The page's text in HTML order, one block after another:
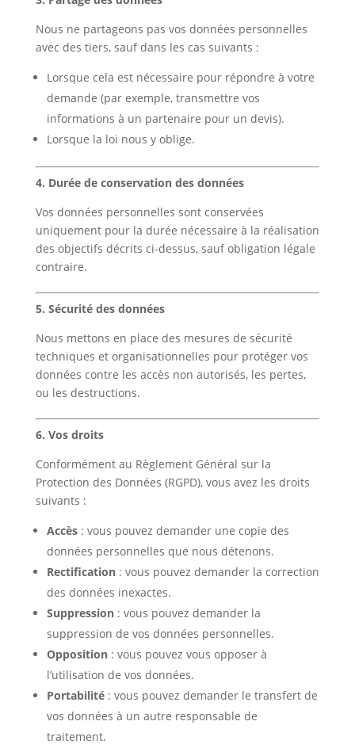
Nous ne partageons pas vos données personnelles
avec des tiers, sauf dans les cas suivants :
Lorsque cela est nécessaire pour répondre à votre
demande (par exemple, transmettre vos
informations à un partenaire pour un devis).
Lorsque la loi nous y oblige.
4. Durée de conservation des données
Vos données personnelles sont conservées
uniquement pour la durée nécessaire à la réalisation
des objectifs décrits ci-dessus, sauf obligation légale
contraire.
5. Sécurité des données
Nous mettons en place des mesures de sécurité
techniques et organisationnelles pour protéger vos
données contre les accès non autorisés, les pertes,
ou les destructions.
6. Vos droits
Conformément au Règlement Général sur la
Protection des Données (RGPD), vous avez les droits
suivants :
Accès: vous pouvez demander une copie des
données personnelles que nous détenons.
Rectification: vous pouvez demander la correction
des données inexactes.
Suppression: vous pouvez demander la
suppression de vos données personnelles.
Opposition: vous pouvez vous opposer à
l’utilisation de vos données.
Portabilité: vous pouvez demander le transfert de
vos données à un autre responsable de
traitement.